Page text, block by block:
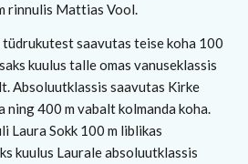
rinnulis Mattias Vool.
saavutas teise koha 100
kuulus talle omas vanuseklassis
Absoluutklassis saavutas Kirke
ning 400 m vabalt kolmanda koha.
Laura Sokk 100 m liblikas
kuulus Laurale absoluutklassis